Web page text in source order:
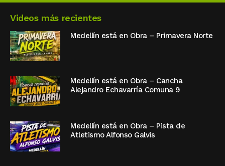
Videos más recientes
Medellín está en Obra – Primavera Norte
Medellín está en Obra – Cancha
Alejandro Echavarría Comuna 9
Medellín está en Obra – Pista de
Atletismo Alfonso Galvis